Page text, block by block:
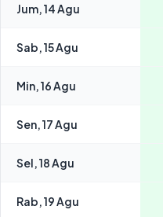
Jum, 14 Agu
Sab, 15 Agu
Min, 16 Agu
Sen, 17 Agu
Sel, 18 Agu
Rab, 19 Agu